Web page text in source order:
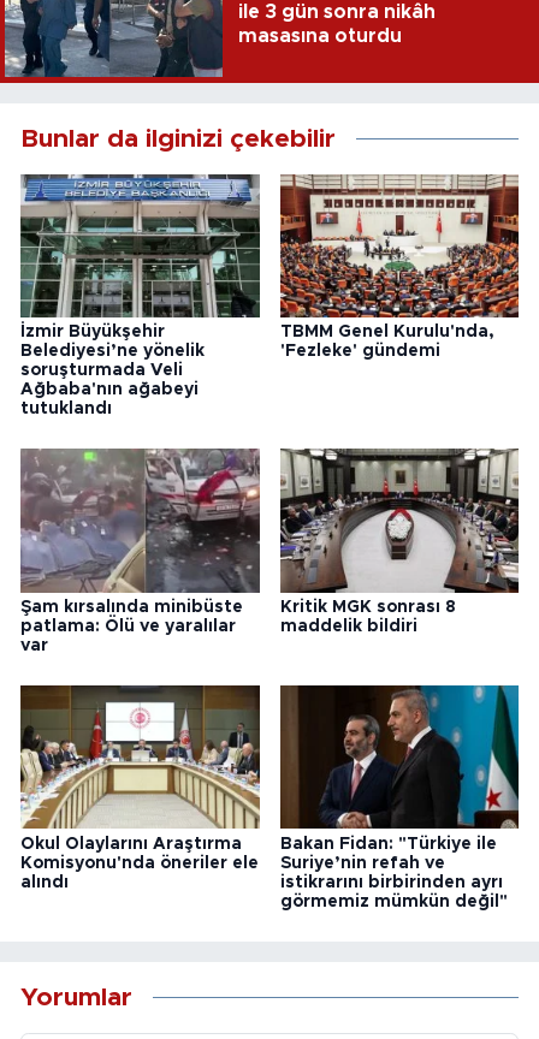
ile 3 gün sonra nikâh
masasına oturdu
Bunlar da ilginizi çekebilir
İzmir Büyükşehir
Belediyesi’ne yönelik
soruşturmada Veli
Ağbaba'nın ağabeyi
tutuklandı
TBMM Genel Kurulu'nda,
'Fezleke' gündemi
Şam kırsalında minibüste
patlama: Ölü ve yaralılar
var
Kritik MGK sonrası 8
maddelik bildiri
Okul Olaylarını Araştırma
Komisyonu'nda öneriler ele
alındı
Bakan Fidan: "Türkiye ile
Suriye’nin refah ve
istikrarını birbirinden ayrı
görmemiz mümkün değil"
Yorumlar